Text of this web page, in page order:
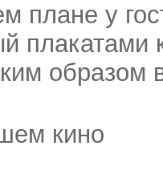
плане у
плакатами
образом